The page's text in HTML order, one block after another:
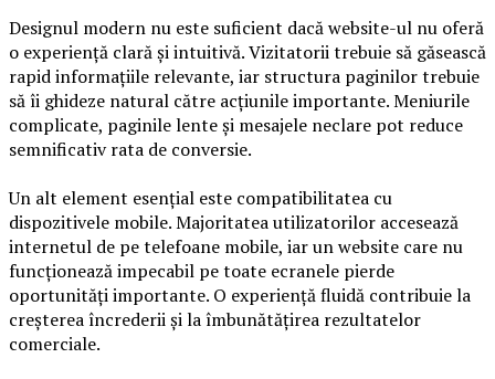
Designul modern nu este suficient dacă website-ul nu oferă
o experiență clară și intuitivă. Vizitatorii trebuie să găsească
rapid informațiile relevante, iar structura paginilor trebuie
să îi ghideze natural către acțiunile importante. Meniurile
complicate, paginile lente și mesajele neclare pot reduce
semnificativ rata de conversie.
Un alt element esențial este compatibilitatea cu
dispozitivele mobile. Majoritatea utilizatorilor accesează
internetul de pe telefoane mobile, iar un website care nu
funcționează impecabil pe toate ecranele pierde
oportunități importante. O experiență fluidă contribuie la
creșterea încrederii și la îmbunătățirea rezultatelor
comerciale.